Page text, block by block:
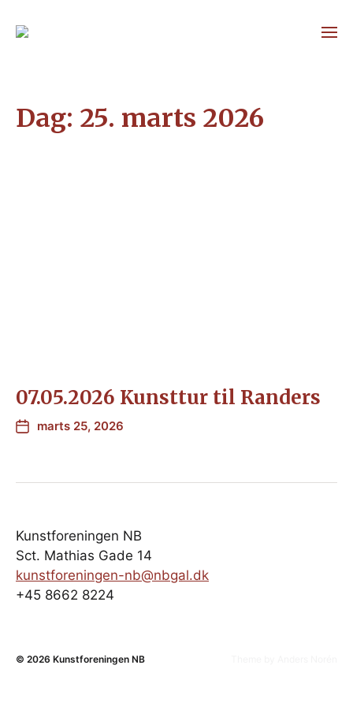
Dag: 25. marts 2026
07.05.2026 Kunsttur til Randers
marts 25, 2026
Kunstforeningen NB
Sct. Mathias Gade 14
kunstforeningen-nb@nbgal.dk
+45 8662 8224
© 2026 Kunstforeningen NB